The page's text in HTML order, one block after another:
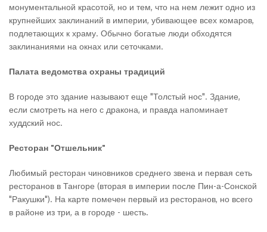
монументальной красотой, но и тем, что на нем лежит одно из
крупнейших заклинаний в империи, убивающее всех комаров,
подлетающих к храму. Обычно богатые люди обходятся
заклинаниями на окнах или сеточками.
Палата ведомства охраны традиций
В городе это здание называют еще "Толстый нос". Здание,
если смотреть на него с дракона, и правда напоминает
худдский нос.
Ресторан "Отшельник"
Любимый ресторан чиновников среднего звена и первая сеть
ресторанов в Тангоре (вторая в империи после Пин-а-Сонской
"Ракушки"). На карте помечен первый из ресторанов, но всего
в районе из три, а в городе - шесть.